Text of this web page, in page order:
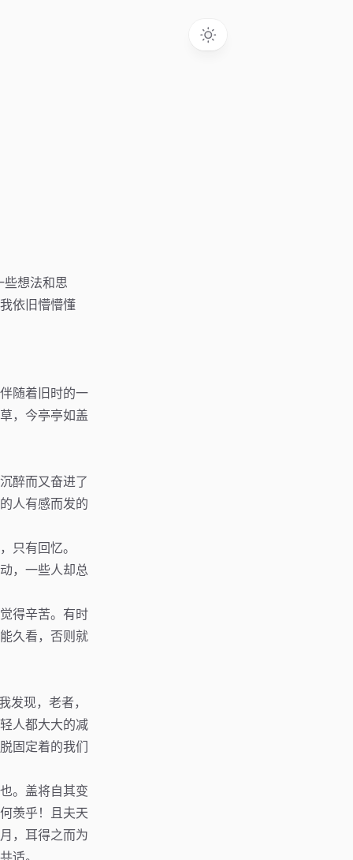
想法和思
依旧懵懵懂
随着旧时的一
，今亭亭如盖
醉而又奋进了
人有感而发的
只有回忆。
，一些人却总
得辛苦。有时
久看，否则就
发现，老者，
人都大大的减
固定着的我们
。盖将自其变
羡乎！且夫天
，耳得之而为